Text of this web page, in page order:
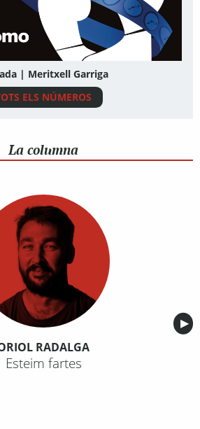
| Meritxell Garriga
ELS NÚMEROS
La columna
▶︎
RADALGA
Esteim fartes